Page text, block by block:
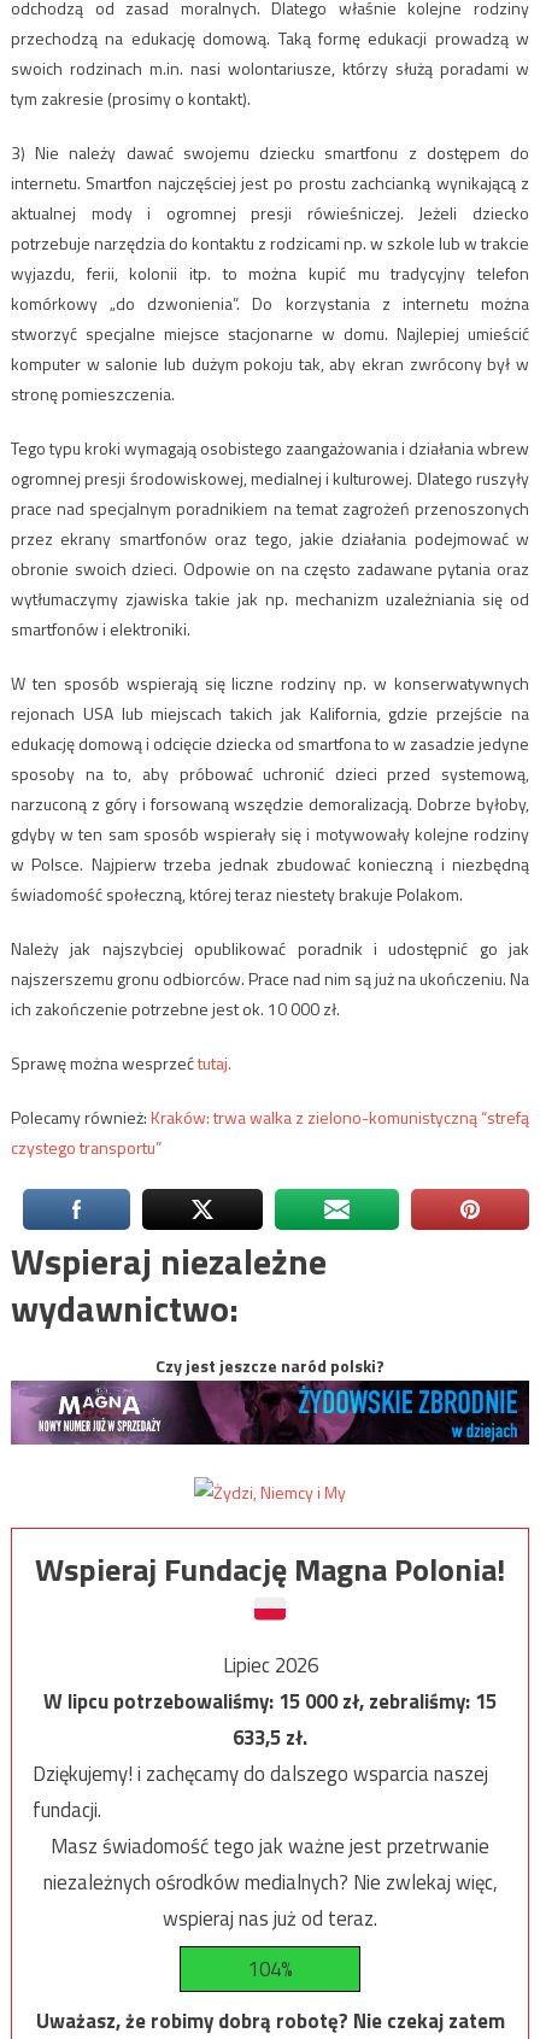
odchodzą od zasad moralnych. Dlatego właśnie kolejne rodziny
przechodzą na edukację domową. Taką formę edukacji prowadzą w
swoich rodzinach m.in. nasi wolontariusze, którzy służą poradami w
tym zakresie (prosimy o kontakt).
3) Nie należy dawać swojemu dziecku smartfonu z dostępem do
internetu. Smartfon najczęściej jest po prostu zachcianką wynikającą z
aktualnej mody i ogromnej presji rówieśniczej. Jeżeli dziecko
potrzebuje narzędzia do kontaktu z rodzicami np. w szkole lub w trakcie
wyjazdu, ferii, kolonii itp. to można kupić mu tradycyjny telefon
komórkowy „do dzwonienia”. Do korzystania z internetu można
stworzyć specjalne miejsce stacjonarne w domu. Najlepiej umieścić
komputer w salonie lub dużym pokoju tak, aby ekran zwrócony był w
stronę pomieszczenia.
Tego typu kroki wymagają osobistego zaangażowania i działania wbrew
ogromnej presji środowiskowej, medialnej i kulturowej. Dlatego ruszyły
prace nad specjalnym poradnikiem na temat zagrożeń przenoszonych
przez ekrany smartfonów oraz tego, jakie działania podejmować w
obronie swoich dzieci. Odpowie on na często zadawane pytania oraz
wytłumaczymy zjawiska takie jak np. mechanizm uzależniania się od
smartfonów i elektroniki.
W ten sposób wspierają się liczne rodziny np. w konserwatywnych
rejonach USA lub miejscach takich jak Kalifornia, gdzie przejście na
edukację domową i odcięcie dziecka od smartfona to w zasadzie jedyne
sposoby na to, aby próbować uchronić dzieci przed systemową,
narzuconą z góry i forsowaną wszędzie demoralizacją. Dobrze byłoby,
gdyby w ten sam sposób wspierały się i motywowały kolejne rodziny
w Polsce. Najpierw trzeba jednak zbudować konieczną i niezbędną
świadomość społeczną, której teraz niestety brakuje Polakom.
Należy jak najszybciej opublikować poradnik i udostępnić go jak
najszerszemu gronu odbiorców. Prace nad nim są już na ukończeniu. Na
ich zakończenie potrzebne jest ok. 10 000 zł.
Sprawę można wesprzećtutaj.
Polecamy również:Kraków: trwa walka z zielono-komunistyczną “strefą
czystego transportu”
Wspieraj niezależne
wydawnictwo:
Czy jest jeszcze naród polski?
Wspieraj Fundację Magna Polonia!
Lipiec 2026
W lipcu potrzebowaliśmy:15 000zł, zebraliśmy:15
633,5zł.
Dziękujemy! i zachęcamy do dalszego wsparcia naszej
fundacji.
Masz świadomość tego jak ważne jest przetrwanie
niezależnych ośrodków medialnych? Nie zwlekaj więc,
wspieraj nas już od teraz.
104%
Uważasz, że robimy dobrą robotę? Nie czekaj zatem